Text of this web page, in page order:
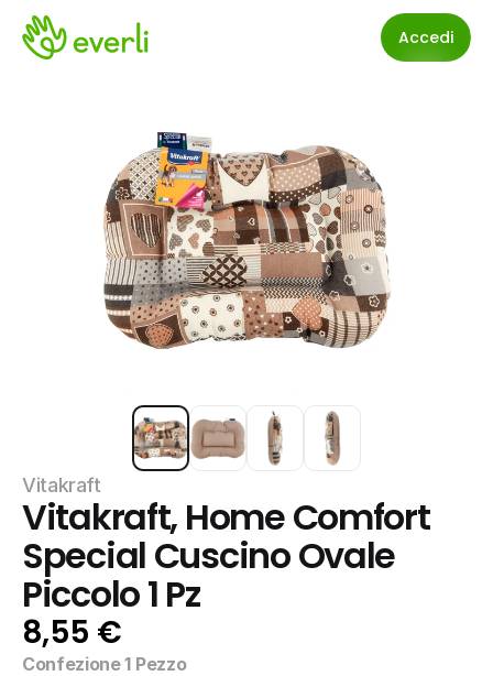
Accedi
Vitakraft
Vitakraft, Home Comfort
Special Cuscino Ovale
Piccolo 1 Pz
8,55 €
Confezione 1 Pezzo